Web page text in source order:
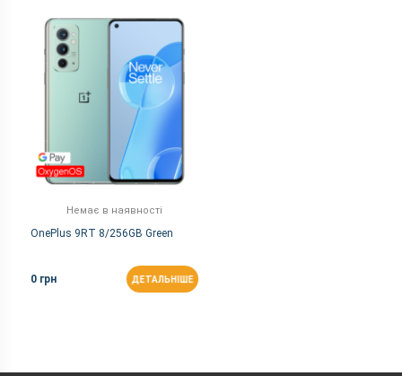
Немає в наявності
OnePlus 9RT 8/256GB Green
0 грн ДЕТАЛЬНІШЕ